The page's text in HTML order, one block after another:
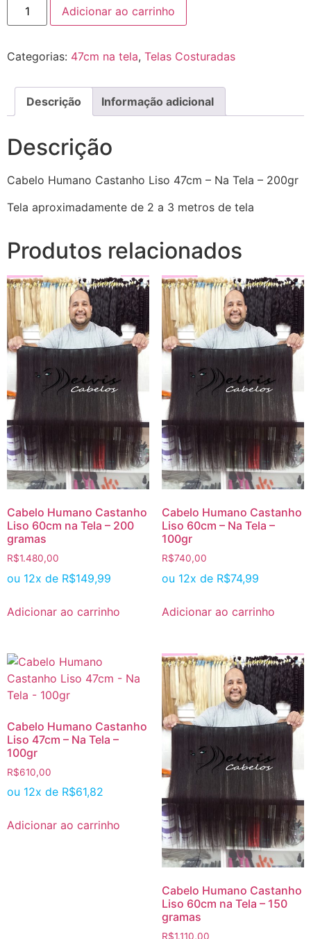
Adicionar ao carrinho
Categorias: 47cm na tela, Telas Costuradas
Descrição Informação adicional
Descrição
Cabelo Humano Castanho Liso 47cm – Na Tela – 200gr
Tela aproximadamente de 2 a 3 metros de tela
Produtos relacionados
Cabelo Humano Castanho
Liso 60cm na Tela – 200
gramas
R$1.480,00
ou 12x de R$149,99
Adicionar ao carrinho
Cabelo Humano Castanho
Liso 60cm – Na Tela –
100gr
R$740,00
ou 12x de R$74,99
Adicionar ao carrinho
Cabelo Humano Castanho
Liso 47cm – Na Tela –
100gr
R$610,00
ou 12x de R$61,82
Adicionar ao carrinho
Cabelo Humano Castanho
Liso 60cm na Tela – 150
gramas
R$1.110,00